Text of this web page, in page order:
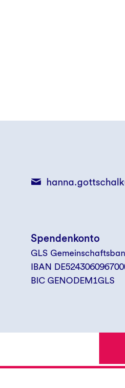
Spendenkonto
GLS
IBAN
BIC GENODEM1GLS